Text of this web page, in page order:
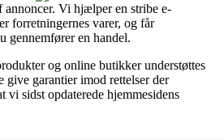
annoncer. Vi hjælper en stribe e-
forretningernes varer, og får
gennemfører en handel.
og online butikker understøttes
garantier imod rettelser der
vi sidst opdaterede hjemmesidens